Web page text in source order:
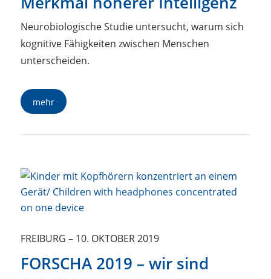
Neurobiologische Studie untersucht, warum sich
kognitive Fähigkeiten zwischen Menschen
unterscheiden.
mehr
FREIBURG – 10. OKTOBER 2019
FORSCHA 2019 – wir sind